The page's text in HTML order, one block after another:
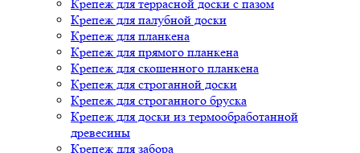
Крепеж для террасной доски с пазом
Крепеж для палубной доски
Крепеж для планкена
Крепеж для прямого планкена
Крепеж для скошенного планкена
Крепеж для строганной доски
Крепеж для строганного бруска
Крепеж для доски из термообработанной
древесины
Крепеж для забора